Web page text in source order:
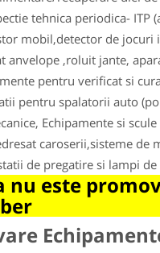
tehnica periodica- ITP
mobil,detector de jocuri
,roluit jante,
pentru verificat si
pentru spalatorii auto
Echipamente si
caroserii,sisteme de
de pregatire si lampi
nu este